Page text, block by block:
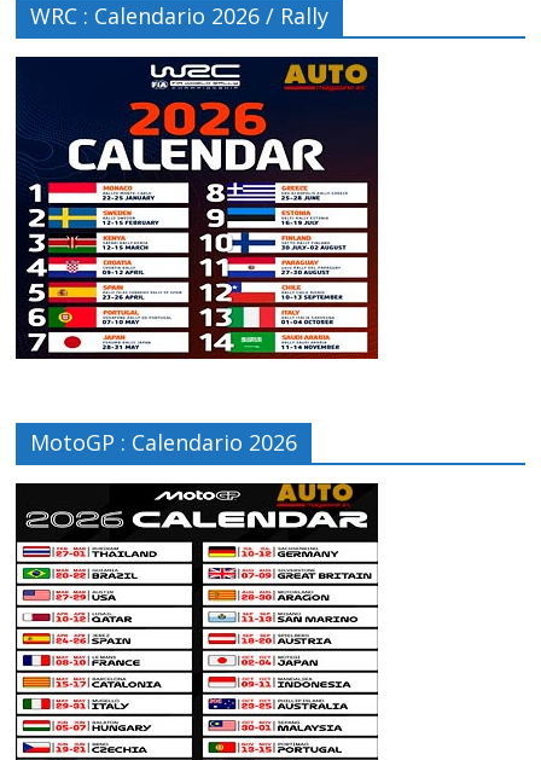
WRC : Calendario 2026 / Rally
MotoGP : Calendario 2026